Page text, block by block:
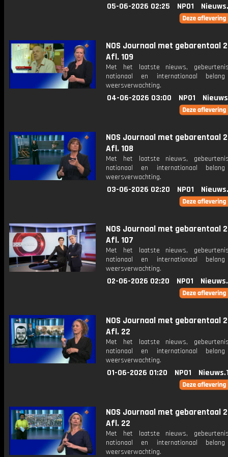
05-06-2026 02:25 NPO1
NOS Journaal met gebarentaal
Afl. 109
Met het laatste nieuws,
nationaal en internationaal
weersverwachting.
04-06-2026 03:00 NPO1
NOS Journaal met gebarentaal
Afl. 108
Met het laatste nieuws,
nationaal en internationaal
weersverwachting.
03-06-2026 02:20 NPO1
NOS Journaal met gebarentaal
Afl. 107
Met het laatste nieuws,
nationaal en internationaal
weersverwachting.
02-06-2026 02:20 NPO1
NOS Journaal met gebarentaal
Afl. 22
Met het laatste nieuws,
nationaal en internationaal
weersverwachting.
01-06-2026 01:20 NPO1
NOS Journaal met gebarentaal
Afl. 22
Met het laatste nieuws,
nationaal en internationaal
weersverwachting.